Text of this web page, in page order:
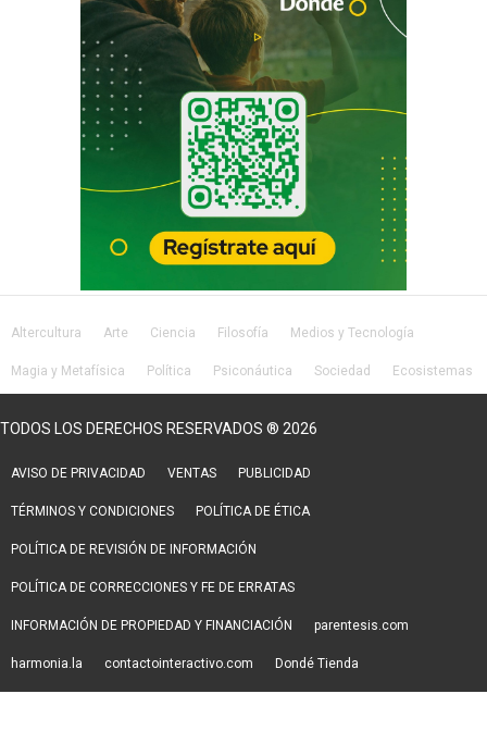
Altercultura Arte Ciencia Filosofía Medios y Tecnología
Magia y Metafísica Política Psiconáutica Sociedad Ecosistemas
TODOS LOS DERECHOS RESERVADOS ® 2026
AVISO DE PRIVACIDAD VENTAS PUBLICIDAD
TÉRMINOS Y CONDICIONES POLÍTICA DE ÉTICA
POLÍTICA DE REVISIÓN DE INFORMACIÓN
POLÍTICA DE CORRECCIONES Y FE DE ERRATAS
INFORMACIÓN DE PROPIEDAD Y FINANCIACIÓN parentesis.com
harmonia.la contactointeractivo.com Dondé Tienda